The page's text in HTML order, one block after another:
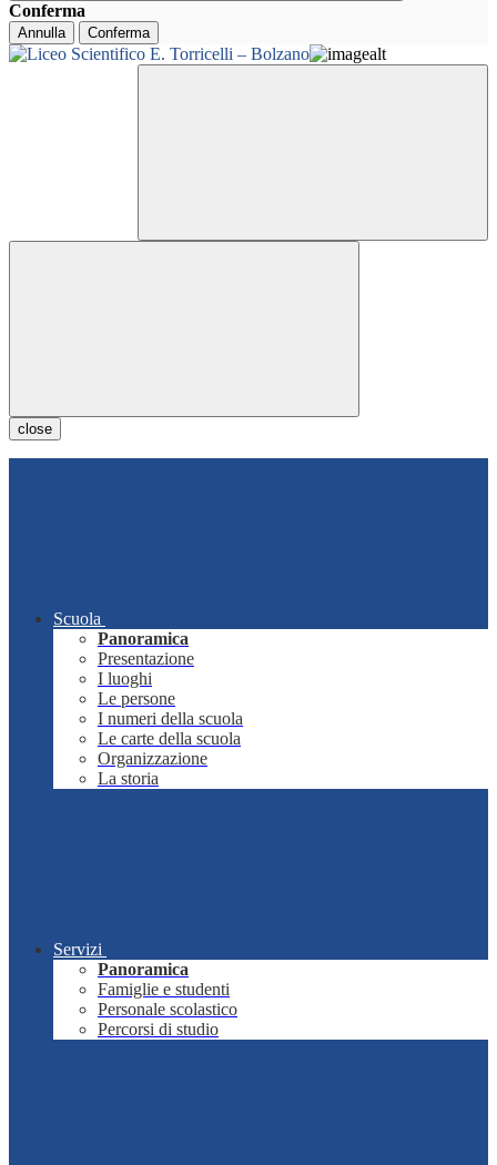
Conferma
Annulla Conferma
close
Scuola
Panoramica
Presentazione
I luoghi
Le persone
I numeri della scuola
Le carte della scuola
Organizzazione
La storia
Servizi
Panoramica
Famiglie e studenti
Personale scolastico
Percorsi di studio